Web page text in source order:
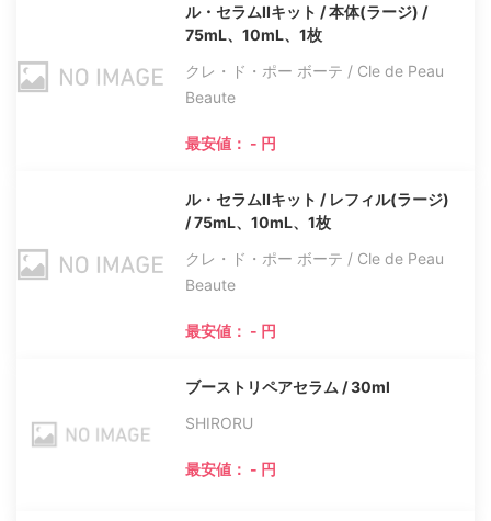
ル・セラムIIキット / 本体(ラージ) /
75mL、10mL、1枚
クレ・ド・ポー ボーテ / Cle de Peau
Beaute
最安値： - 円
ル・セラムIIキット / レフィル(ラージ)
/ 75mL、10mL、1枚
クレ・ド・ポー ボーテ / Cle de Peau
Beaute
最安値： - 円
ブーストリペアセラム / 30ml
SHIRORU
最安値： - 円